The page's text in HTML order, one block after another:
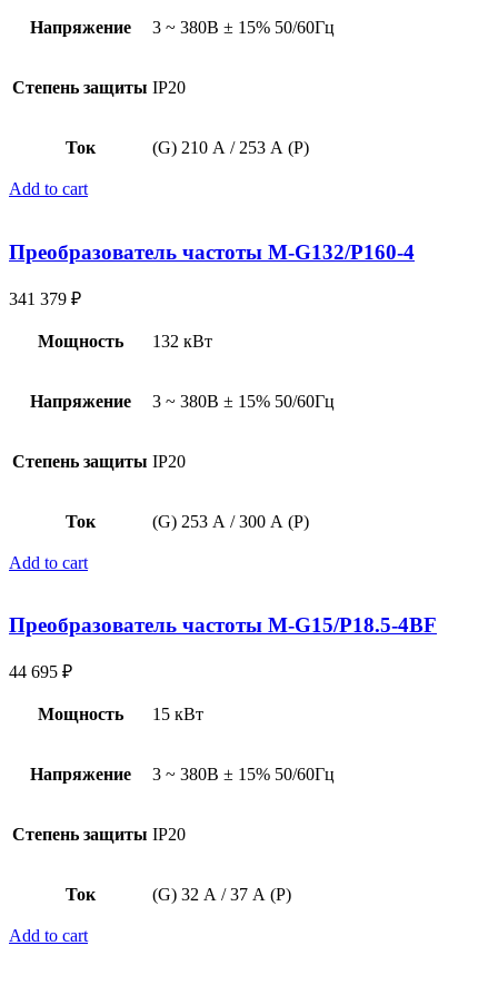
Напряжение 3 ~ 380В ± 15% 50/60Гц
Степень защиты IP20
Ток (G) 210 А / 253 А (P)
Add to cart
Преобразователь частоты M-G132/P160-4
341 379 ₽
Мощность 132 кВт
Напряжение 3 ~ 380В ± 15% 50/60Гц
Степень защиты IP20
Ток (G) 253 А / 300 А (P)
Add to cart
Преобразователь частоты M-G15/P18.5-4BF
44 695 ₽
Мощность 15 кВт
Напряжение 3 ~ 380В ± 15% 50/60Гц
Степень защиты IP20
Ток (G) 32 А / 37 А (P)
Add to cart